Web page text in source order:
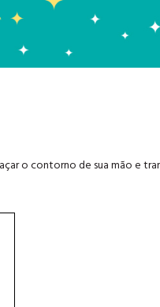
o contorno de sua mão e